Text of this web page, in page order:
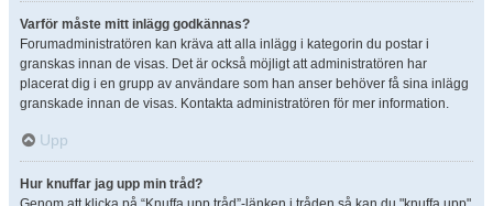
Varför måste mitt inlägg godkännas?
Forumadministratören kan kräva att alla inlägg i kategorin du postar i
granskas innan de visas. Det är också möjligt att administratören har
placerat dig i en grupp av användare som han anser behöver få sina inlägg
granskade innan de visas. Kontakta administratören för mer information.
Upp
Hur knuffar jag upp min tråd?